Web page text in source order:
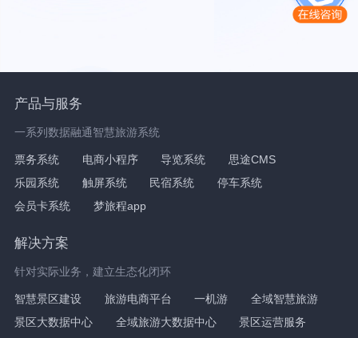
产品与服务
一系列数据融通智慧旅游系统
票务系统 电商小程序 导览系统
思途CMS
乐园系统
触屏系统 民宿系统
停车系统
会员卡系统
梦旅程app
解决方案
针对实际业务，建立生态化闭环
智慧景区建设 旅游电商平台 一机游
全域智慧旅游
景区大数据中心
全域旅游大数据中心
景区运营服务